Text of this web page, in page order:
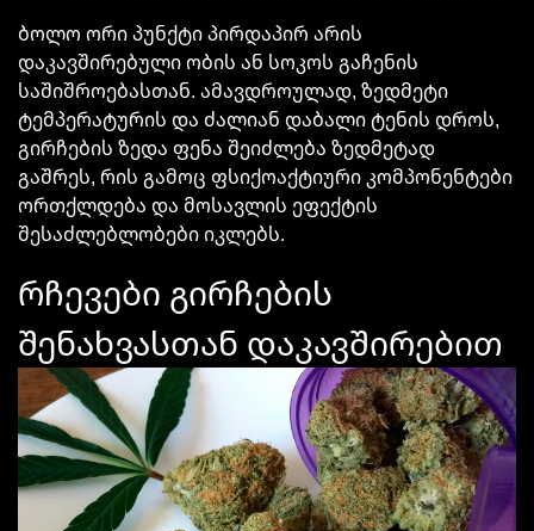
ბოლო ორი პუნქტი პირდაპირ არის
დაკავშირებული ობის ან სოკოს გაჩენის
საშიშროებასთან. ამავდროულად, ზედმეტი
ტემპერატურის და ძალიან დაბალი ტენის დროს,
გირჩების ზედა ფენა შეიძლება ზედმეტად
გაშრეს, რის გამოც ფსიქოაქტიური კომპონენტები
ორთქლდება და მოსავლის ეფექტის
შესაძლებლობები იკლებს.
რჩევები გირჩების
შენახვასთან დაკავშირებით